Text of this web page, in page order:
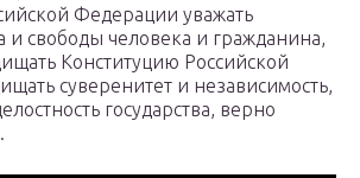
Федерации уважать
и свободы человека и гражданина,
Конституцию Российской
суверенитет и независимость,
государства, верно